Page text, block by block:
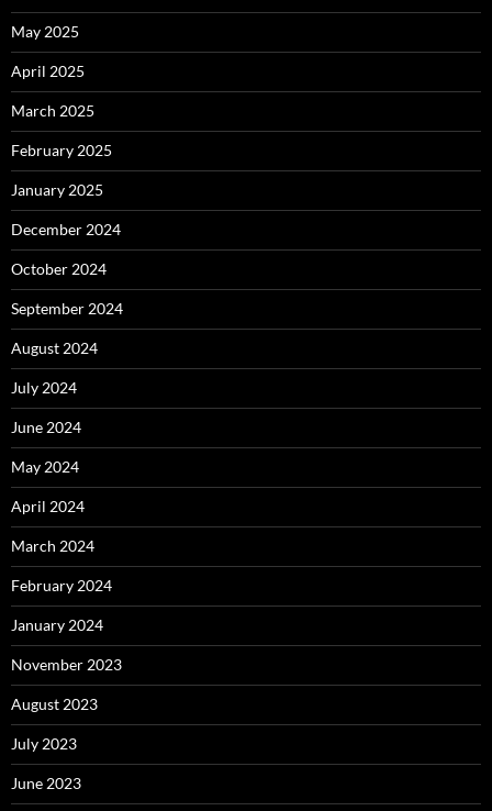
May 2025
April 2025
March 2025
February 2025
January 2025
December 2024
October 2024
September 2024
August 2024
July 2024
June 2024
May 2024
April 2024
March 2024
February 2024
January 2024
November 2023
August 2023
July 2023
June 2023